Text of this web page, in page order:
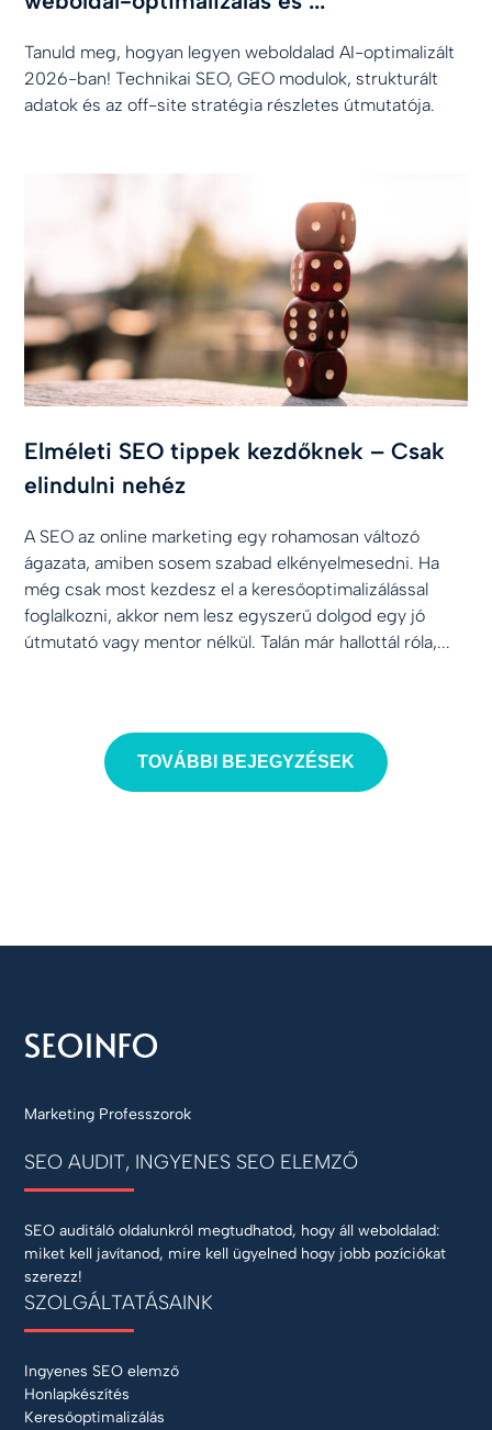
Tanuld meg, hogyan legyen weboldalad AI-optimalizált
2026-ban! Technikai SEO, GEO modulok, strukturált
adatok és az off-site stratégia részletes útmutatója.
Elméleti SEO tippek kezdőknek – Csak
elindulni nehéz
A SEO az online marketing egy rohamosan változó
ágazata, amiben sosem szabad elkényelmesedni. Ha
még csak most kezdesz el a keresőoptimalizálással
foglalkozni, akkor nem lesz egyszerű dolgod egy jó
útmutató vagy mentor nélkül. Talán már hallottál róla,...
TOVÁBBI BEJEGYZÉSEK
Marketing Professzorok
SEO AUDIT, INGYENES SEO ELEMZŐ
SEO auditáló oldalunkról megtudhatod, hogy áll weboldalad:
miket kell javítanod, mire kell ügyelned hogy jobb pozíciókat
szerezz!
SZOLGÁLTATÁSAINK
Ingyenes SEO elemző
Honlapkészítés
Keresőoptimalizálás